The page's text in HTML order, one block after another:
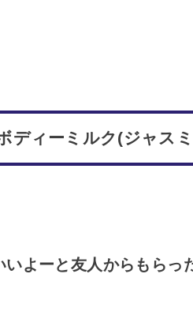
ィーミルク(ジャス
よーと友人からもらっ